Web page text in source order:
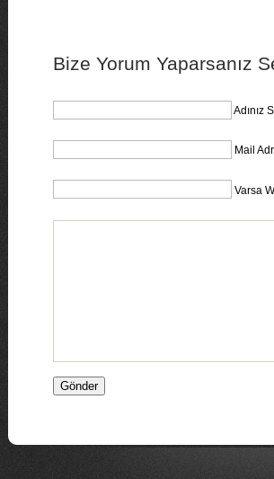
Bize Yorum Yaparsanız
Adınız
Mail
Varsa